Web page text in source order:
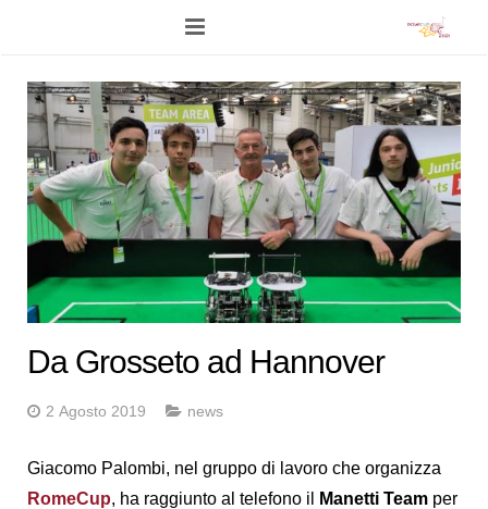
Home
Programma
Eventi Live
Network
Competizioni
Stampa
News
Da Grosseto ad Hannover
2 Agosto 2019 news
Giacomo Palombi, nel gruppo di lavoro che organizza
RomeCup, ha raggiunto al telefono il Manetti Team per